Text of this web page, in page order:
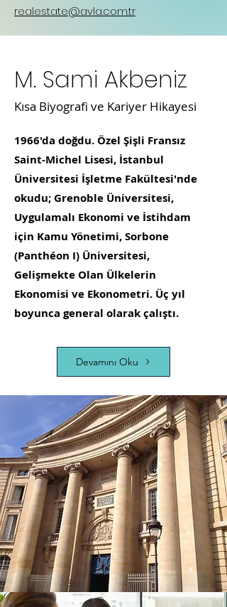
realestate@avla.com.tr
M. Sami Akbeniz
Kısa Biyografi ve Kariyer Hikayesi
1966'da doğdu. Özel Şişli Fransız
Saint-Michel Lisesi, İstanbul
Üniversitesi İşletme Fakültesi'nde
okudu; Grenoble Üniversitesi,
Uygulamalı Ekonomi ve İstihdam
için Kamu Yönetimi, Sorbone
(Panthéon I) Üniversitesi,
Gelişmekte Olan Ülkelerin
Ekonomisi ve Ekonometri. Üç yıl
boyunca general olarak çalıştı.
Devamını Oku